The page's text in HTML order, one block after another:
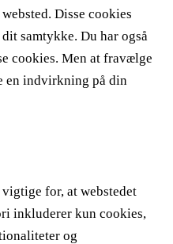
Disse cookies
samtykke. Du har også
cookies. Men at fravælge
en indvirkning på din
for, at webstedet
inkluderer kun cookies,
og